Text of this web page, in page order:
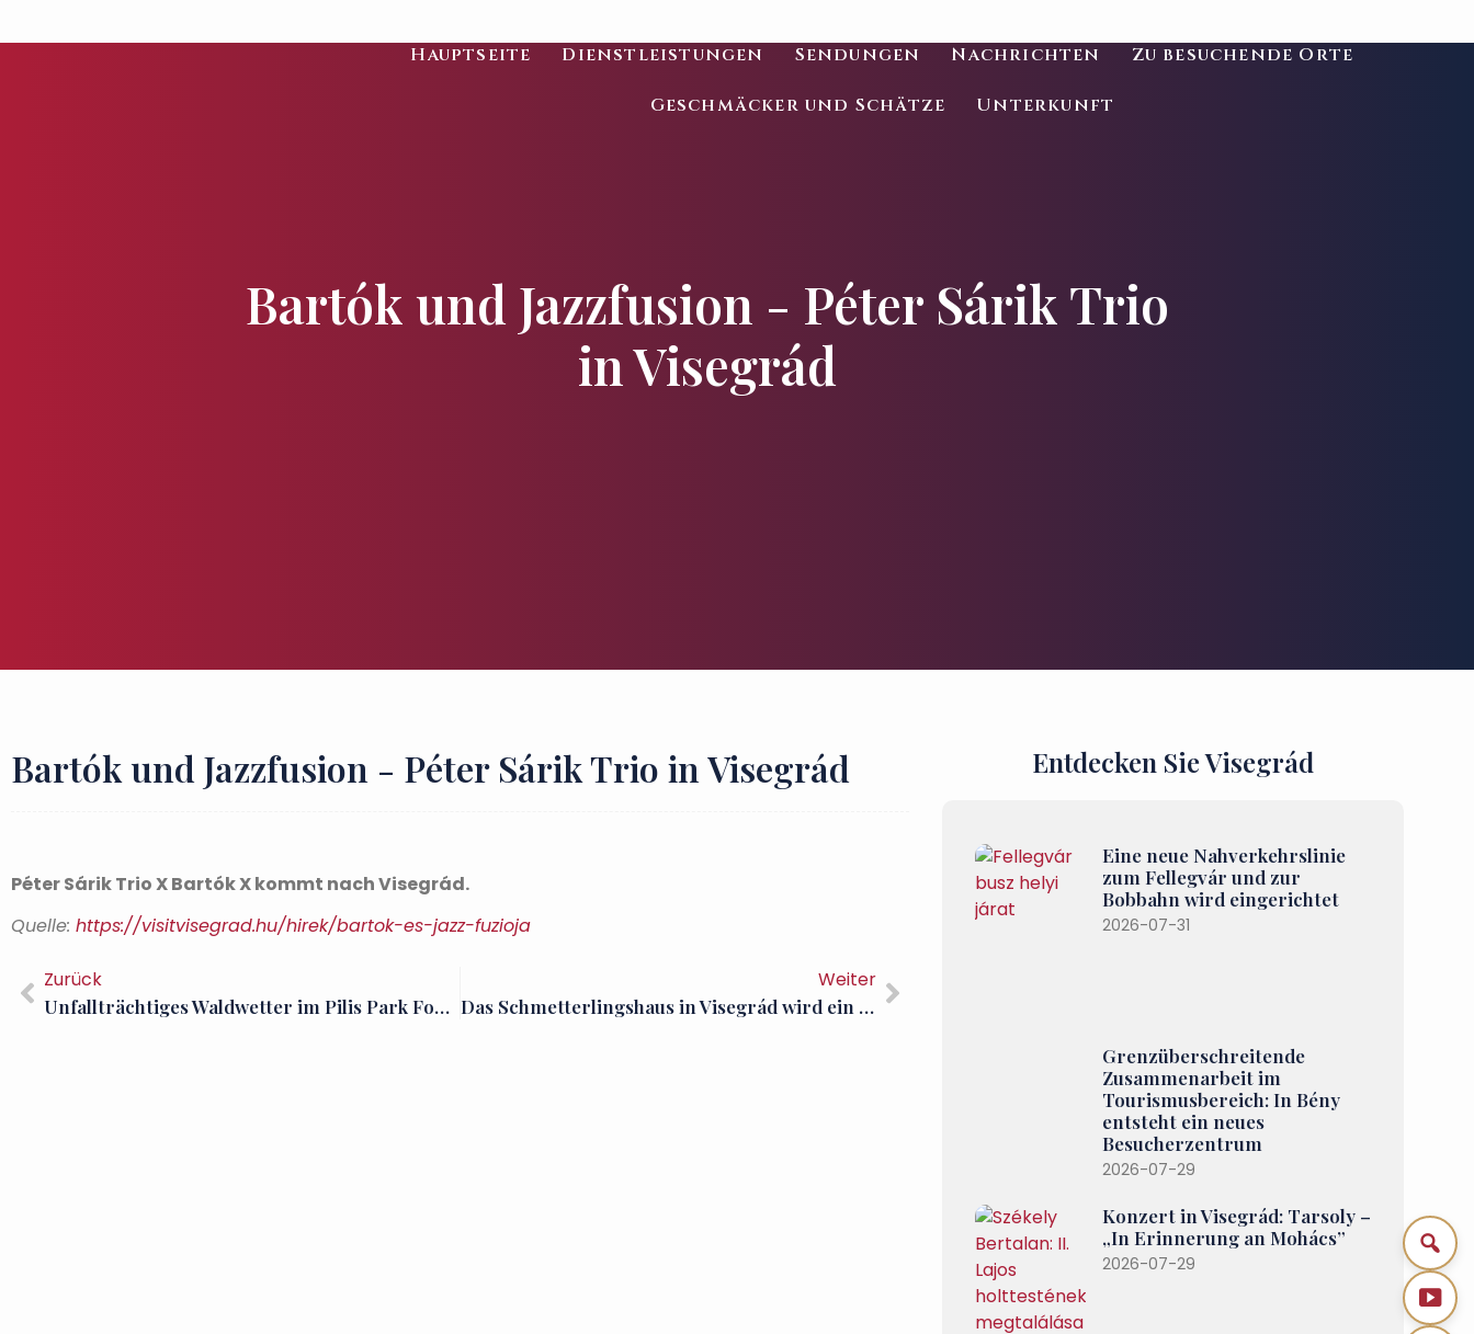
Hauptseite Dienstleistungen Sendungen Nachrichten Zu besuchende Orte
Geschmäcker und Schätze Unterkunft
Bartók und Jazzfusion - Péter Sárik Trio
in Visegrád
Bartók und Jazzfusion - Péter Sárik Trio in Visegrád
Péter Sárik Trio X Bartók X kommt nach Visegrád.
Quelle: https://visitvisegrad.hu/hirek/bartok-es-jazz-fuzioja
Zurück
Unfallträchtiges Waldwetter im Pilis Park Forest
Weiter
Das Schmetterlingshaus in Visegrád wird ein Bed&Breakfast
Entdecken Sie Visegrád
Eine neue Nahverkehrslinie
zum Fellegvár und zur
Bobbahn wird eingerichtet
2026-07-31
Grenzüberschreitende
Zusammenarbeit im
Tourismusbereich: In Bény
entsteht ein neues
Besucherzentrum
2026-07-29
Konzert in Visegrád: Tarsoly –
„In Erinnerung an Mohács”
2026-07-29